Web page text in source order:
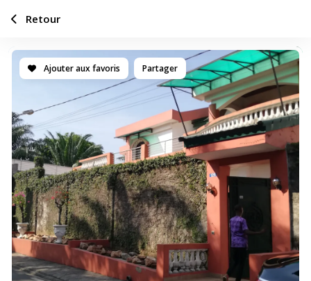
Ajouter aux favoris Partager
Retour